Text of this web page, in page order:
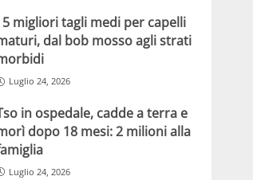
5 migliori tagli medi per capelli
dal bob mosso agli strati
Luglio 24, 2026
in ospedale, cadde a terra e
dopo 18 mesi: 2 milioni alla
Luglio 24, 2026